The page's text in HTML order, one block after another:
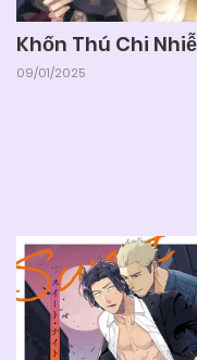
Khốn Thú Chi
09/01/2025